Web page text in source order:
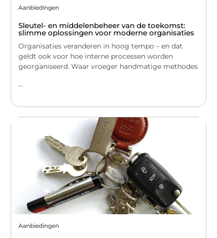
Aanbiedingen
Sleutel- en middelenbeheer van de toekomst:
slimme oplossingen voor moderne organisaties
Organisaties veranderen in hoog tempo – en dat
geldt ook voor hoe interne processen worden
georganiseerd. Waar vroeger handmatige methodes
...
Aanbiedingen